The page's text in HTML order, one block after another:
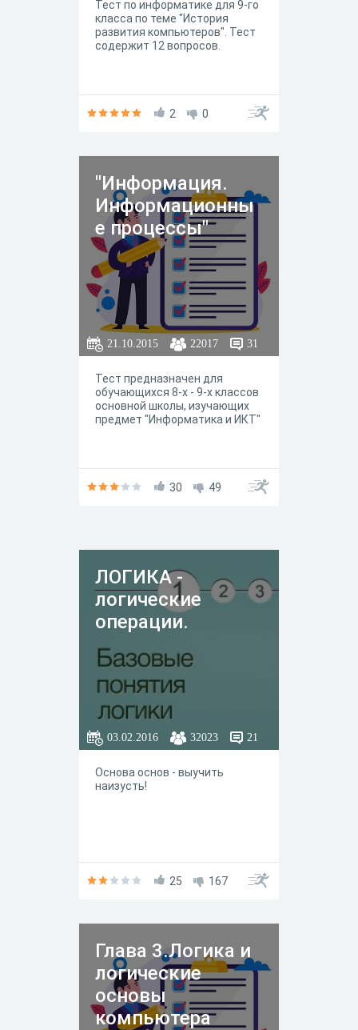
Тест по информатике для 9-го
класса по теме "История
развития компьютеров". Тест
содержит 12 вопросов.
2 0
"Информация.
Информационны
е процессы"
21.10.2015 22017 31
Тест предназначен для
обучающихся 8-х - 9-х классов
основной школы, изучающих
предмет "Информатика и ИКТ"
30 49
ЛОГИКА -
логические
операции.
03.02.2016 32023 21
Основа основ - выучить
наизусть!
25 167
Глава 3.Логика и
логические
основы
компьютера